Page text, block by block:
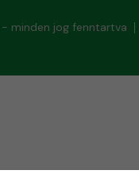
minden jog fenntartva